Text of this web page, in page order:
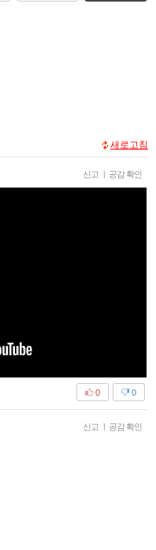
새로고침
신고 | 공감 확인
0
0
신고 | 공감 확인